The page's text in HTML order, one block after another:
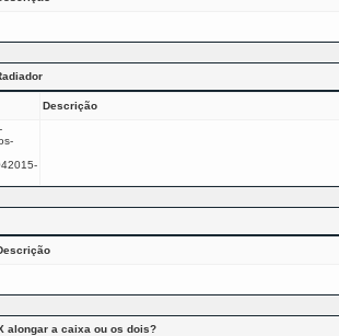
Descrição
alongar a caixa ou os dois?